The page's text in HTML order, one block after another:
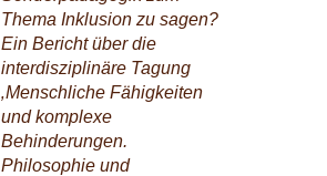
Thema Inklusion zu sagen?
Ein Bericht über die
interdisziplinäre Tagung
‚Menschliche Fähigkeiten
und komplexe
Behinderungen.
Philosophie und